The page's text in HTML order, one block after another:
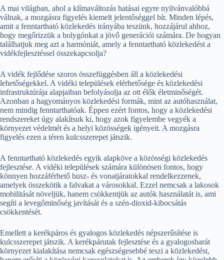
A mai világban, ahol a klímaváltozás hatásai egyre nyilvánvalóbbá
válnak, a mozgásra figyelés kiemelt jelentőséggel bír. Minden lépés,
amit a fenntartható közlekedés irányába teszünk, hozzájárul ahhoz,
hogy megőrizzük a bolygónkat a jövő generációi számára. De hogyan
találhatjuk meg azt a harmóniát, amely a fenntartható közlekedést a
vidékfejlesztéssel összekapcsolja?
A vidék fejlődése szoros összefüggésben áll a közlekedési
lehetőségekkel. A vidéki települések elérhetősége és közlekedési
infrastruktúrája alapjaiban befolyásolja az ott élők életminőségét.
Azonban a hagyományos közlekedési formák, mint az autóhasználat,
nem mindig fenntarthatóak. Éppen ezért fontos, hogy a közlekedési
rendszereket úgy alakítsuk ki, hogy azok figyelembe vegyék a
környezet védelmét és a helyi közösségek igényeit. A mozgásra
figyelés ezen a téren kulcsszerepet játszik.
A fenntartható közlekedés egyik alapköve a közösségi közlekedés
fejlesztése. A vidéki települések számára különösen fontos, hogy
könnyen hozzáférhető busz- és vonatjáratokkal rendelkezzenek,
amelyek összekötik a falvakat a városokkal. Ezzel nemcsak a lakosok
mobilitását növeljük, hanem csökkentjük az autók használatát is, ami
segíti a levegőminőség javítását és a szén-dioxid-kibocsátás
csökkentését.
Emellett a kerékpáros és gyalogos közlekedés népszerűsítése is
kulcsszerepet játszik. A kerékpárutak fejlesztése és a gyalogosbarát
környezet kialakítása nemcsak egészségesebbé teszi a közlekedést,